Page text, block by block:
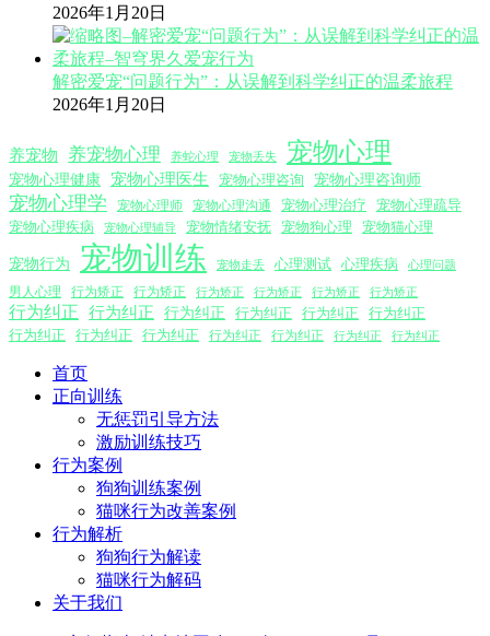
2026年1月20日
解密爱宠“问题行为”：从误解到科学纠正的温柔旅程
2026年1月20日
养宠物 养宠物心理 养蛇心理 宠物丢失 宠物心理
宠物心理健康 宠物心理医生 宠物心理咨询 宠物心理咨询师
宠物心理学 宠物心理师 宠物心理沟通 宠物心理治疗
宠物心理疏导
宠物心理疾病
宠物心理辅导 宠物情绪安抚 宠物狗心理 宠物猫心理
宠物行为 宠物训练 宠物走丢 心理测试 心理疾病 心理问题
男人心理 行为矫正 行为矫正 行为矫正 行为矫正 行为矫正 行为矫正
行为纠正 行为纠正 行为纠正 行为纠正 行为纠正
行为纠正
行为纠正
行为纠正 行为纠正 行为纠正 行为纠正 行为纠正 行为纠正
首页
正向训练
无惩罚引导方法
激励训练技巧
行为案例
狗狗训练案例
猫咪行为改善案例
行为解析
狗狗行为解读
猫咪行为解码
关于我们